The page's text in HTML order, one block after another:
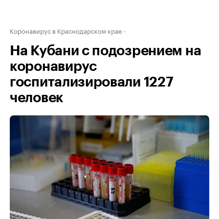
Коронавирус в Краснодарском крае
На Кубани с подозрением на
коронавирус
госпитализировали 1227
человек